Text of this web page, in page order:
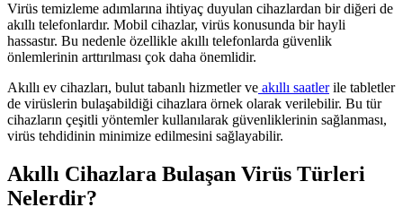
Virüs temizleme adımlarına ihtiyaç duyulan cihazlardan bir diğeri de
akıllı telefonlardır. Mobil cihazlar, virüs konusunda bir hayli
hassastır. Bu nedenle özellikle akıllı telefonlarda güvenlik
önlemlerinin arttırılması çok daha önemlidir.
Akıllı ev cihazları, bulut tabanlı hizmetler ve akıllı saatlerile tabletler
de virüslerin bulaşabildiği cihazlara örnek olarak verilebilir. Bu tür
cihazların çeşitli yöntemler kullanılarak güvenliklerinin sağlanması,
virüs tehdidinin minimize edilmesini sağlayabilir.
Akıllı Cihazlara Bulaşan Virüs Türleri
Nelerdir?